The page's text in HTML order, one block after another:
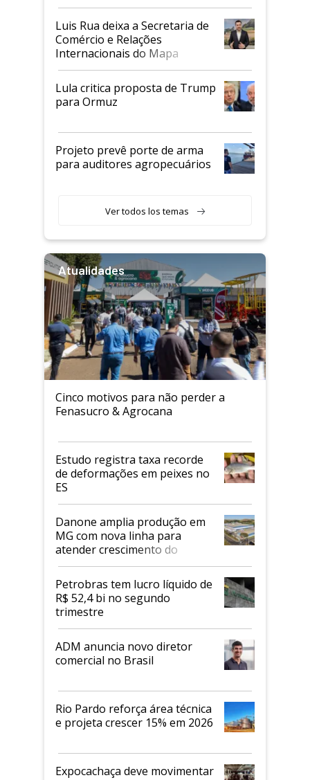
Luis Rua deixa a Secretaria de
Comércio e Relações
Internacionais do Mapa
Lula critica proposta de Trump
para Ormuz
Projeto prevê porte de arma
para auditores agropecuários
Ver todos los temas
Atualidades
Cinco motivos para não perder a
Fenasucro & Agrocana
Estudo registra taxa recorde
de deformações em peixes no
ES
Danone amplia produção em
MG com nova linha para
atender crescimento do
mercado de alimentos
proteicos
Petrobras tem lucro líquido de
R$ 52,4 bi no segundo
trimestre
ADM anuncia novo diretor
comercial no Brasil
Rio Pardo reforça área técnica
e projeta crescer 15% em 2026
Expocachaça deve movimentar